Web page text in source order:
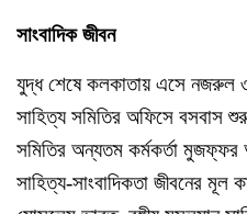
সাংবাদিক জীবন
যুদ্ধ শেষে কলকাতায় এসে নজরুল
সাহিত্য সমিতির অফিসে বসবাস
সমিতির অন্যতম কর্মকর্তা
সাহিত্য-সাংবাদিকতা জীবনের